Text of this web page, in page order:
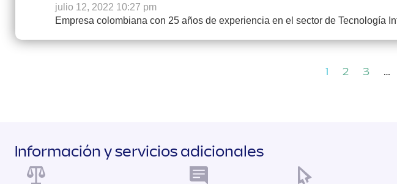
julio 12, 2022 10:27 pm
Empresa colombiana con 25 años de experiencia en el sector de Tecnología
1 2 3 …
Información y servicios adicionales